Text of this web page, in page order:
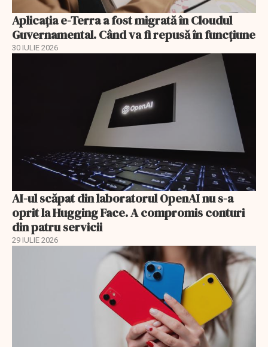
Aplicația e-Terra a fost migrată în Cloudul
Guvernamental. Când va fi repusă în funcțiune
30 IULIE 2026
AI-ul scăpat din laboratorul OpenAI nu s-a
oprit la Hugging Face. A compromis conturi
din patru servicii
29 IULIE 2026